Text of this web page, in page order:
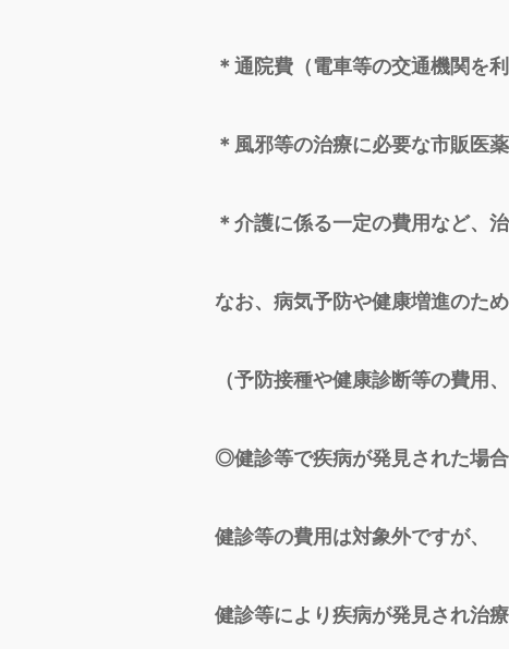
＊通院費（電車等の交通機関を
＊風邪等の治療に必要な市販医薬
＊介護に係る一定の費用など、
なお、病気予防や健康増進のた
（予防接種や健康診断等の費用
◎健診等で疾病が発見された場
健診等の費用は対象外ですが、
健診等により疾病が発見され治療